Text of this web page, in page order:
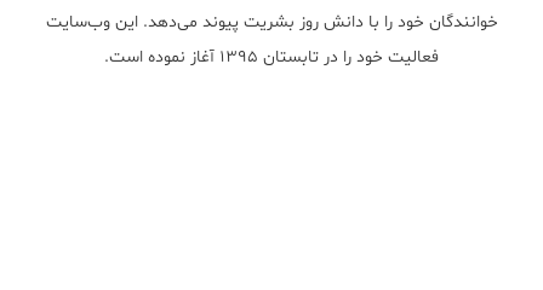
خوانندگان خود را با دانش روز بشریت پیوند می‌دهد. این وب‌سایت
فعالیت خود را در تابستان ۱۳۹۵ آغاز نموده است.